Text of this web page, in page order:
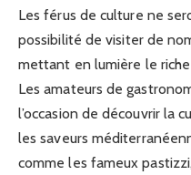
Les férus de culture ne
possibilité de visiter de
mettant en lumière le
Les amateurs de
l’occasion de découvrir la
les saveurs
comme les fameux